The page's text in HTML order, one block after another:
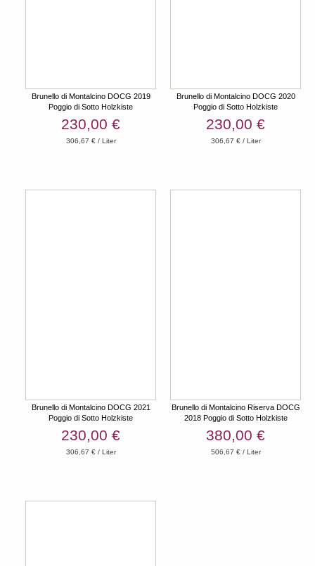
Brunello di Montalcino DOCG 2019
Poggio di Sotto Holzkiste
230,00 €
306,67 € / Liter
Brunello di Montalcino DOCG 2020
Poggio di Sotto Holzkiste
230,00 €
306,67 € / Liter
Brunello di Montalcino DOCG 2021
Poggio di Sotto Holzkiste
230,00 €
306,67 € / Liter
Brunello di Montalcino Riserva DOCG
2018 Poggio di Sotto Holzkiste
380,00 €
506,67 € / Liter